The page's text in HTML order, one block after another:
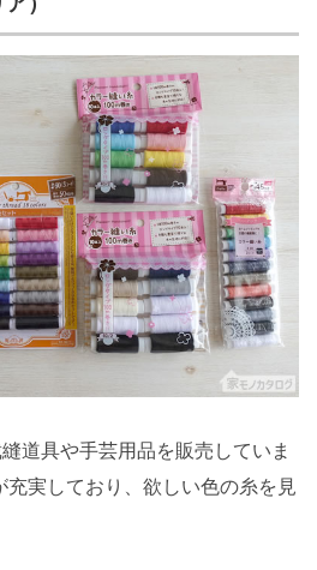
道具や手芸用品を販売していま
実しており、欲しい色の糸を見